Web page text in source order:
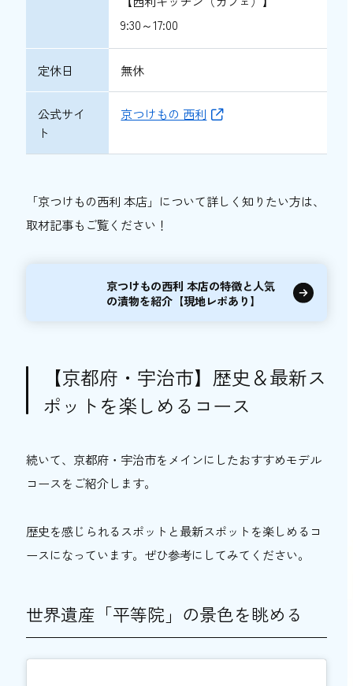
9:30～17:00
定休日 無休
公式サイ
ト
京つけもの 西利
「京つけもの西利 本店」について詳しく知りたい方は、
取材記事もご覧ください！
京つけもの西利 本店の特徴と人気
の漬物を紹介【現地レポあり】
【京都府・宇治市】歴史＆最新ス
ポットを楽しめるコース
続いて、京都府・宇治市をメインにしたおすすめモデル
コースをご紹介します。
歴史を感じられるスポットと最新スポットを楽しめるコ
ースになっています。ぜひ参考にしてみてください。
世界遺産「平等院」の景色を眺める